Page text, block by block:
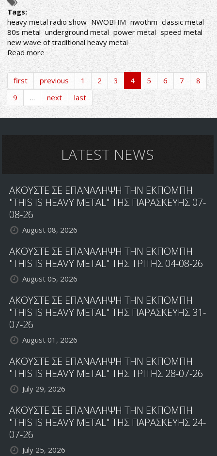
Tags:
heavy metal radio show NWOBHM nwothm classic metal
80s metal underground metal power metal speed metal
new wave of traditional heavy metal
Read more about
ΑΚΟΥΣΤΕ
ΣΕ
ΕΠΑΝΑΛΗΨΗ
ΤΗΝ
ΕΚΠΟΜΠΗ
"THIS
HEAVY
19/08/25
first previous 1 2 3 4 5 6 7
8
9
… next last
LATEST NEWS
ΑΚΟΥΣΤΕ ΣΕ ΕΠΑΝΑΛΗΨΗ ΤΗΝ ΕΚΠΟΜΠΗ
"THIS IS HEAVY METAL" ΤΗΣ ΠΑΡΑΣΚΕΥΗΣ 07-
08-26
August 08, 2026
ΑΚΟΥΣΤΕ ΣΕ ΕΠΑΝΑΛΗΨΗ ΤΗΝ ΕΚΠΟΜΠΗ
"THIS IS HEAVY METAL" ΤΗΣ ΤΡΙΤΗΣ 04-08-26
August 05, 2026
ΑΚΟΥΣΤΕ ΣΕ ΕΠΑΝΑΛΗΨΗ ΤΗΝ ΕΚΠΟΜΠΗ
"THIS IS HEAVY METAL" ΤΗΣ ΠΑΡΑΣΚΕΥΗΣ 31-
07-26
August 01, 2026
ΑΚΟΥΣΤΕ ΣΕ ΕΠΑΝΑΛΗΨΗ ΤΗΝ ΕΚΠΟΜΠΗ
"THIS IS HEAVY METAL" ΤΗΣ ΤΡΙΤΗΣ 28-07-26
July 29, 2026
ΑΚΟΥΣΤΕ ΣΕ ΕΠΑΝΑΛΗΨΗ ΤΗΝ ΕΚΠΟΜΠΗ
"THIS IS HEAVY METAL" ΤΗΣ ΠΑΡΑΣΚΕΥΗΣ 24-
07-26
July 25, 2026